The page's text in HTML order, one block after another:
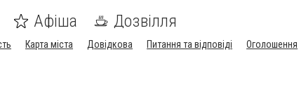
Афіша Дозвілля
Карта міста Довідкова Питання та відповіді
Оголошення